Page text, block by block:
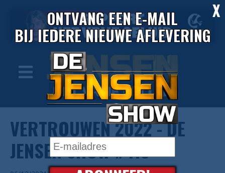
VERTROUWEN 2022 - DE
JENSEN SHOW #419
X
ONTVANG EEN E-MAIL
BIJ IEDERE NIEUWE AFLEVERING